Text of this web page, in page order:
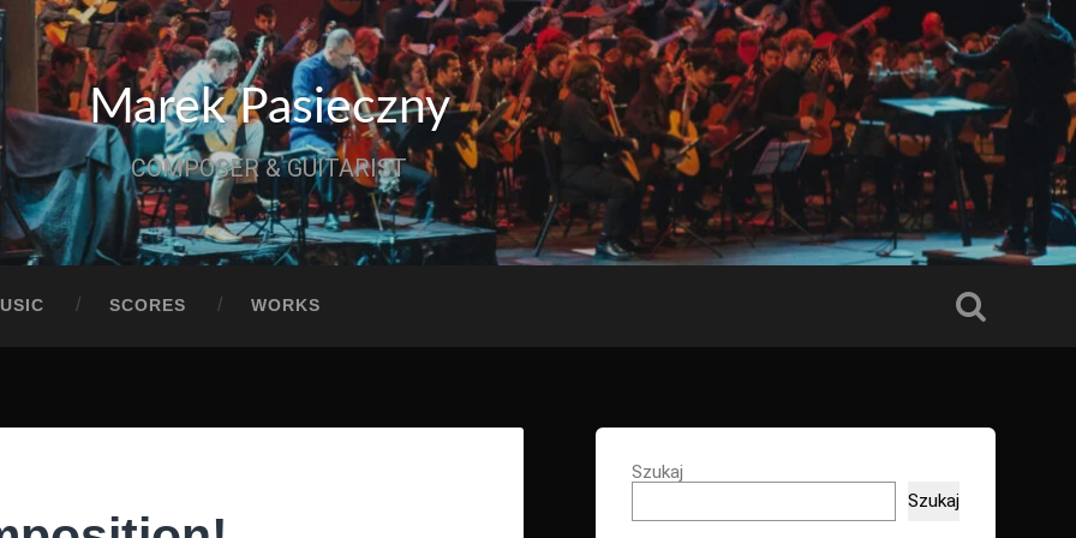
Marek Pasieczny
COMPOSER & GUITARIST
SCORES WORKS
Szukaj
Szukaj